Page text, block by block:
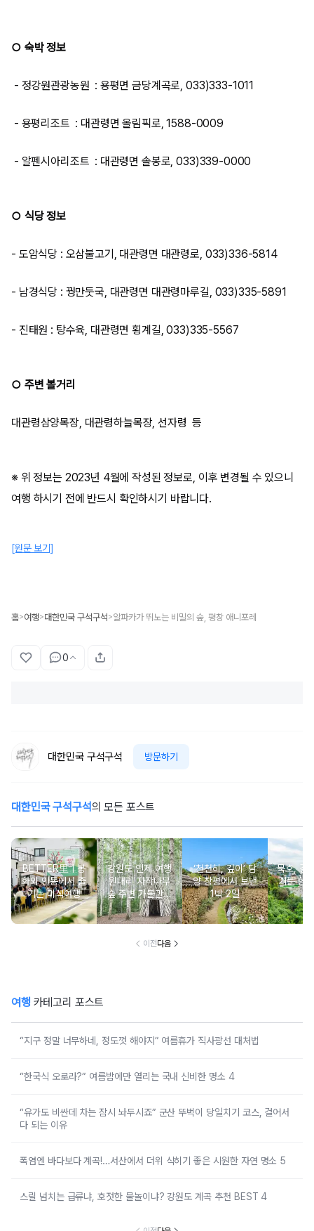
○ 숙박 정보
- 정강원관광농원 : 용평면 금당계곡로, 033)333-1011
- 용평리조트 : 대관령면 올림픽로, 1588-0009
- 알펜시아리조트 : 대관령면 솔봉로, 033)339-0000
○ 식당 정보
- 도암식당 : 오삼불고기, 대관령면 대관령로, 033)336-5814
- 남경식당 : 꿩만둣국, 대관령면 대관령마루길, 033)335-5891
- 진태원 : 탕수육, 대관령면 횡계길, 033)335-5567
○ 주변 볼거리
대관령삼양목장, 대관령하늘목장, 선자령 등
※ 위 정보는 2023년 4월에 작성된 정보로, 이후 변경될 수 있으니
여행 하시기 전에 반드시 확인하시기 바랍니다.​
[원문 보기]
홈>여행>대한민국 구석구석>알파카가 뛰노는 비밀의 숲, 평창 애니포레
0
대한민국 구석구석 방문하기
대한민국 구석구석의 모든 포스트
BETTER里ㅣ봉
화와 안동에서 즐
기는 미식여행
강원도 인제 여행
원대리 자작나무
숲 주변 가볼만한
곳 추천 :: 인제 자
작나무 숲, 자작나
인환문학관, 책방
‘천천히, 깊이’ 담
양 창평에서 보낸
1박 2일
묵호, 걸
기는 항
여
이전다음
여행 카테고리 포스트
“지구 정말 너무하네, 정도껏 해야지” 여름휴가 직사광선 대처법
“한국식 오로라?” 여름밤에만 열리는 국내 신비한 명소 4
“유가도 비싼데 차는 잠시 놔두시죠” 군산 뚜벅이 당일치기 코스, 걸어서
다 되는 이유
폭염엔 바다보다 계곡!…서산에서 더위 식히기 좋은 시원한 자연 명소 5
스릴 넘치는 급류냐, 호젓한 물놀이냐? 강원도 계곡 추천 BEST 4